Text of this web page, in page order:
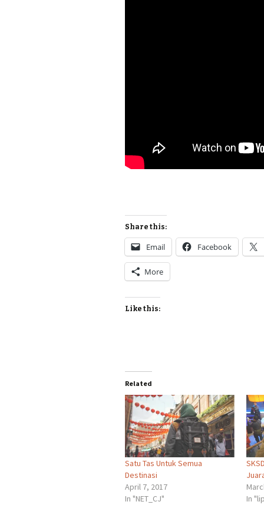
Share this:
Email Facebook
More
Like this:
Related
Satu Tas Untuk Semua
Destinasi
April 7, 2017
In "NET_CJ"
In